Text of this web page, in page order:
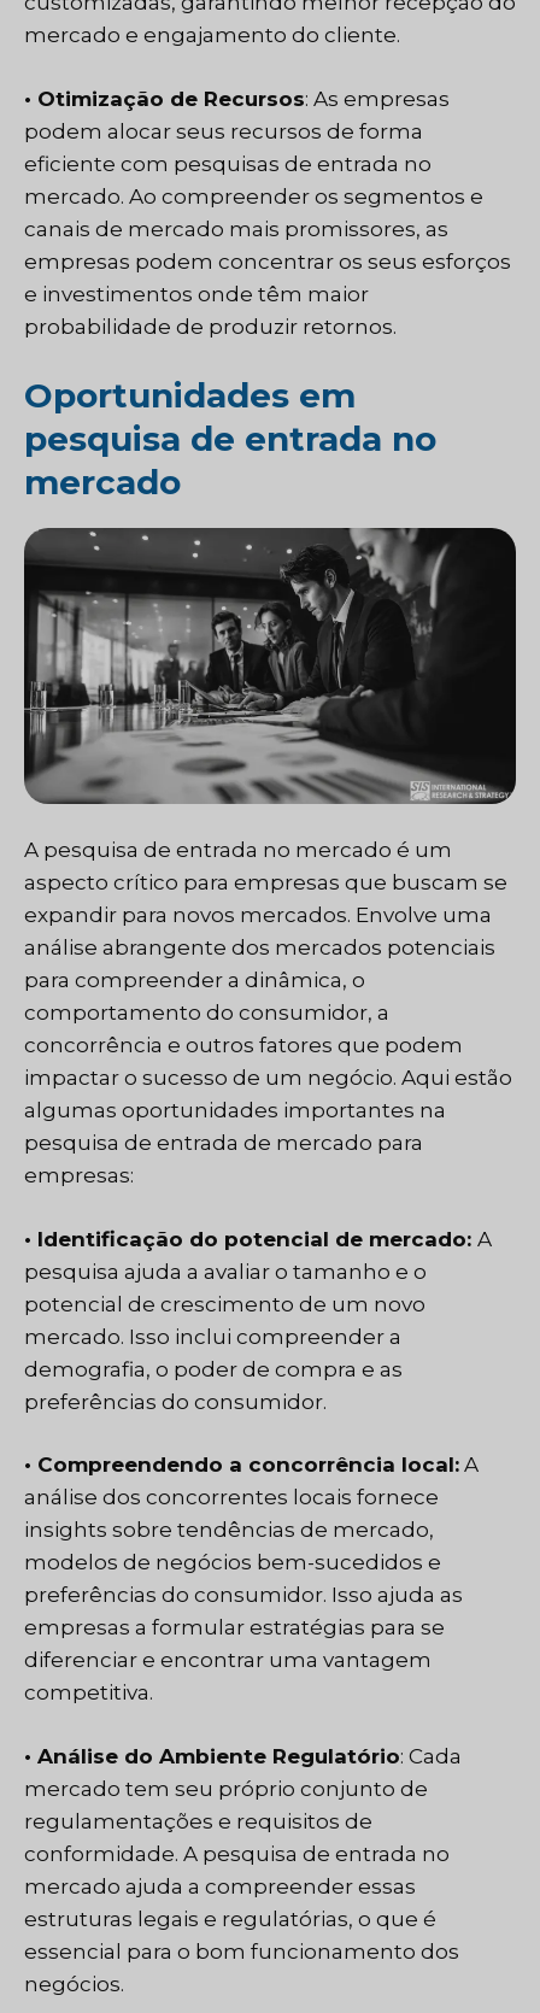
mercado e engajamento do cliente.
• Otimização de Recursos: As empresas
podem alocar seus recursos de forma
eficiente com pesquisas de entrada no
mercado. Ao compreender os segmentos e
canais de mercado mais promissores, as
empresas podem concentrar os seus esforços
e investimentos onde têm maior
probabilidade de produzir retornos.
Oportunidades em
pesquisa de entrada no
mercado
A pesquisa de entrada no mercado é um
aspecto crítico para empresas que buscam se
expandir para novos mercados. Envolve uma
análise abrangente dos mercados potenciais
para compreender a dinâmica, o
comportamento do consumidor, a
concorrência e outros fatores que podem
impactar o sucesso de um negócio. Aqui estão
algumas oportunidades importantes na
pesquisa de entrada de mercado para
empresas:
• Identificação do potencial de mercado: A
pesquisa ajuda a avaliar o tamanho e o
potencial de crescimento de um novo
mercado. Isso inclui compreender a
demografia, o poder de compra e as
preferências do consumidor.
• Compreendendo a concorrência local: A
análise dos concorrentes locais fornece
insights sobre tendências de mercado,
modelos de negócios bem-sucedidos e
preferências do consumidor. Isso ajuda as
empresas a formular estratégias para se
diferenciar e encontrar uma vantagem
competitiva.
• Análise do Ambiente Regulatório: Cada
mercado tem seu próprio conjunto de
regulamentações e requisitos de
conformidade. A pesquisa de entrada no
mercado ajuda a compreender essas
estruturas legais e regulatórias, o que é
essencial para o bom funcionamento dos
negócios.